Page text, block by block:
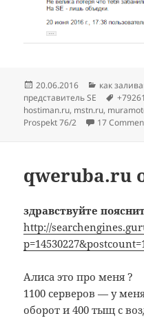
Опубликовано
20.06.2016 Рубрики
как
представитель SE
Метки
hostiman.ru, mstn.ru,
Prospekt 76/2
17
qweruba.ru
здравствуйте
http://
Алиса это про меня ?
1100 серверов — у
оборот и 400 тыщ с